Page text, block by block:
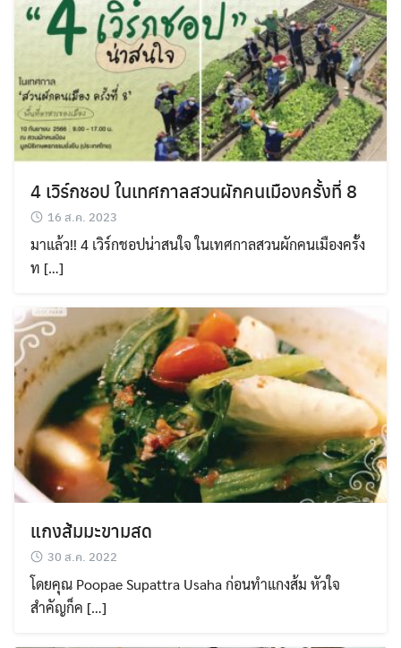
4 เวิร์กชอป ในเทศกาลสวนผักคนเมืองครั้งที่ 8
16 ส.ค. 2023
มาแล้ว!! 4 เวิร์กชอปน่าสนใจ ในเทศกาลสวนผักคนเมืองครั้ง
ท […]
แกงส้มมะขามสด
30 ส.ค. 2022
โดยคุณ Poopae Supattra Usaha ก่อนทำแกงส้ม หัวใจ
สำคัญก็ค […]